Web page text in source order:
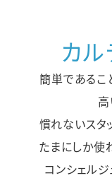
カル
簡単であるこ
高
慣れないスタ
たまにしか使
コンシェル